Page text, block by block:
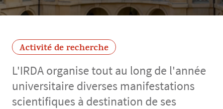
Activité de recherche
L'IRDA organise tout au long de l'année
universitaire diverses manifestations
scientifiques à destination de ses